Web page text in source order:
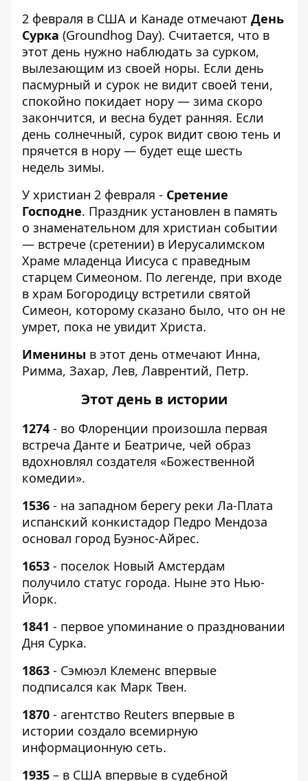
2 февраля в США и Канаде отмечают День
Сурка (Groundhog Day). Считается, что в
этот день нужно наблюдать за сурком,
вылезающим из своей норы. Если день
пасмурный и сурок не видит своей тени,
спокойно покидает нору — зима скоро
закончится, и весна будет ранняя. Если
день солнечный, сурок видит свою тень и
прячется в нору — будет еще шесть
недель зимы.
У христиан 2 февраля - Сретение
Господне. Праздник установлен в память
о знаменательном для христиан событии
— встрече (сретении) в Иерусалимском
Храме младенца Иисуса с праведным
старцем Симеоном. По легенде, при входе
в храм Богородицу встретили святой
Симеон, которому сказано было, что он не
умрет, пока не увидит Христа.
Именины в этот день отмечают Инна,
Римма, Захар, Лев, Лаврентий, Петр.
Этот день в истории
1274 - во Флоренции произошла первая
встреча Данте и Беатриче, чей образ
вдохновлял создателя «Божественной
комедии».
1536 - на западном берегу реки Ла-Плата
испанский конкистадор Педро Мендоза
основал город Буэнос-Айрес.
1653 - поселок Новый Амстердам
получило статус города. Ныне это Нью-
Йорк.
1841 - первое упоминание о праздновании
Дня Сурка.
1863 - Сэмюэл Клеменс впервые
подписался как Марк Твен.
1870 - агентство Reuters впервые в
истории создало всемирную
информационную сеть.
1935 – в США впервые в судебной